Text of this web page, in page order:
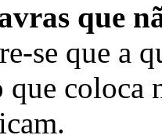
que
se que a
que coloca